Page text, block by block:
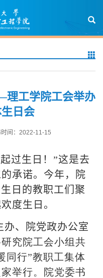
工学院工会举办
日会
间：2022-11-15
过生日！”这是去
承诺。今年，院
日的教职工们聚
度生日。
办、院党政办公室
究院工会小组共
同行”教职工集体
家举行。 院党委书